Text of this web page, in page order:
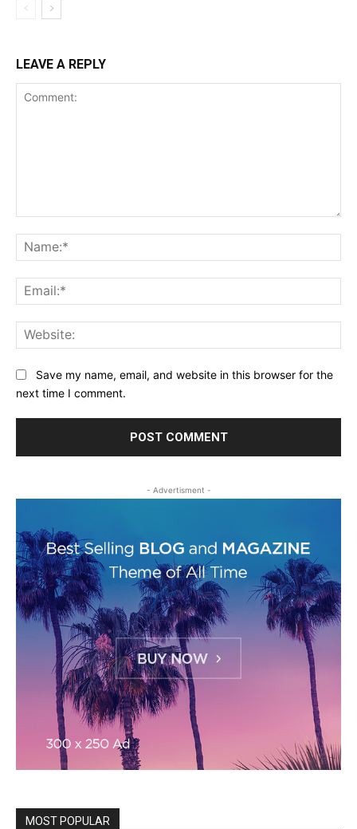
LEAVE A REPLY
Save my name, email, and website in this browser for the
next time I comment.
- Advertisment -
MOST POPULAR